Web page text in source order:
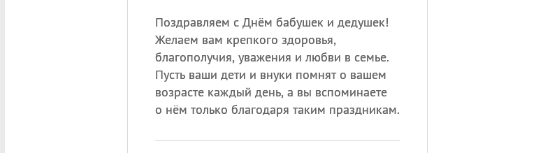
Поздравляем с Днём бабушек и дедушек!
Желаем вам крепкого здоровья,
благополучия, уважения и любви в семье.
Пусть ваши дети и внуки помнят о вашем
возрасте каждый день, а вы вспоминаете
о нём только благодаря таким праздникам.